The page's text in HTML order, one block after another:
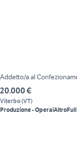
Addetto/a al
20.000 €
Viterbo(VT)
Produzione - OperaiAltro